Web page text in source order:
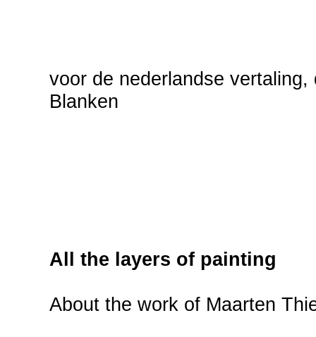
voor de nederlandse
Blanken
All the layers of painting
About the work of Maarten